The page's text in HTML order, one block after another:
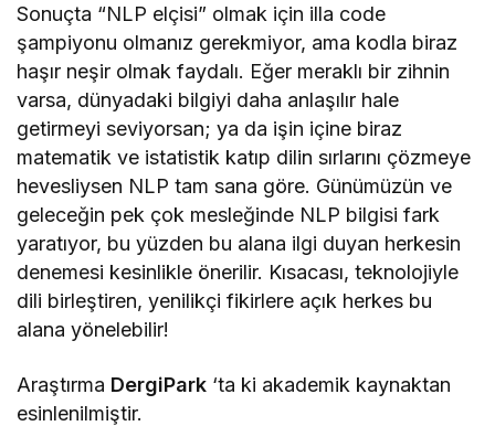
Sonuçta “NLP elçisi” olmak için illa code
şampiyonu olmanız gerekmiyor, ama kodla biraz
haşır neşir olmak faydalı. Eğer meraklı bir zihnin
varsa, dünyadaki bilgiyi daha anlaşılır hale
getirmeyi seviyorsan; ya da işin içine biraz
matematik ve istatistik katıp dilin sırlarını çözmeye
hevesliysen NLP tam sana göre. Günümüzün ve
geleceğin pek çok mesleğinde NLP bilgisi fark
yaratıyor, bu yüzden bu alana ilgi duyan herkesin
denemesi kesinlikle önerilir. Kısacası, teknolojiyle
dili birleştiren, yenilikçi fikirlere açık herkes bu
alana yönelebilir!
Araştırma DergiPark ‘ta ki akademik kaynaktan
esinlenilmiştir.